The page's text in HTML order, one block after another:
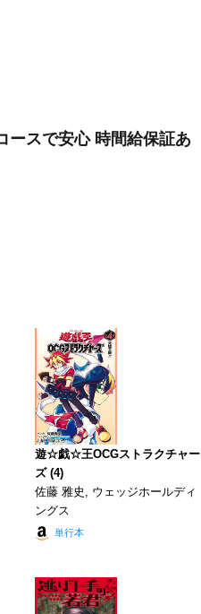
ースで安心 時間給保証あ
遊☆戯☆王OCGストラクチャー
ズ (4)
佐藤 雅史, ウェッジホールディ
ングス
単行本